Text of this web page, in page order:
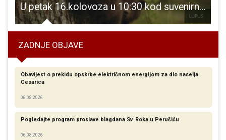
U petak 16.kolovoza u 10:30 kod suvenirnice u Pećinskom parku Grabovača predstavljanje knjige “Tragom medvjeda”
ZADNJE OBJAVE
Obavijest o prekidu opskrbe električnom energijom za dio naselja
Cesarica
06.08.2026
Pogledajte program proslave blagdana Sv. Roka u Perušiću
06.08.2026